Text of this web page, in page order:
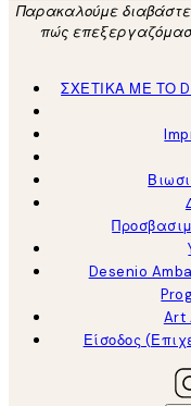
Παρακαλούμε διαβάστε
πώς
ΣΧΕΤΙΚΑ ΜΕ ΤΟ
Desenio
Art
Είσοδος